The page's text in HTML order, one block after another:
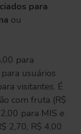
para
ou
para
usuários
visitantes. É
com fruta (R$
para MIS e
2,70, R$ 4,00